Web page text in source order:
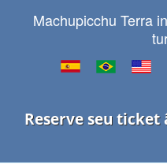
Machupicchu Terra
Reserve seu ticket